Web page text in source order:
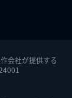
会社が提供する